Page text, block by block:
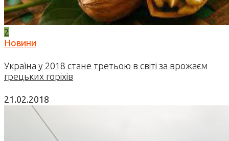
2
Новини
Україна у 2018 стане третьою в світі за врожаєм
грецьких горіхів
21.02.2018